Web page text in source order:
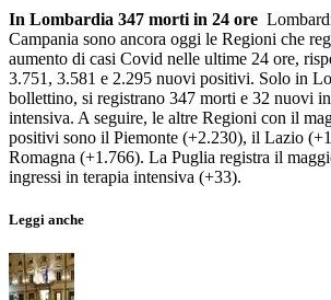
In Lombardia 347 morti in 24 ore
Campania sono ancora oggi le Regioni che
aumento di casi Covid nelle ultime 24 ore,
3.751, 3.581 e 2.295 nuovi positivi. Solo in
bollettino, si registrano 347 morti e 32 nuovi
intensiva. A seguire, le altre Regioni con il
positivi sono il Piemonte (+2.230), il Lazio
Romagna (+1.766). La Puglia registra il
ingressi in terapia intensiva (+33).
Leggi anche